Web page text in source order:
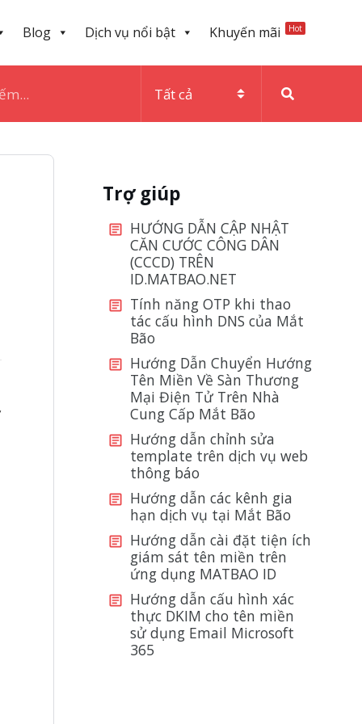
Blog Dịch vụ nổi bật Khuyến mãi Hot
Trợ giúp
HƯỚNG DẪN CẬP NHẬT
CĂN CƯỚC CÔNG DÂN
(CCCD) TRÊN
ID.MATBAO.NET
Tính năng OTP khi thao
tác cấu hình DNS của Mắt
Bão
Hướng Dẫn Chuyển Hướng
Tên Miền Về Sàn Thương
Mại Điện Tử Trên Nhà
Cung Cấp Mắt Bão
Hướng dẫn chỉnh sửa
template trên dịch vụ web
thông báo
Hướng dẫn các kênh gia
hạn dịch vụ tại Mắt Bão
Hướng dẫn cài đặt tiện ích
giám sát tên miền trên
ứng dụng MATBAO ID
Hướng dẫn cấu hình xác
thực DKIM cho tên miền
sử dụng Email Microsoft
365